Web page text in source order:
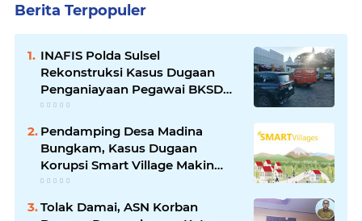
Berita Terpopuler
INAFIS Polda Sulsel
Rekonstruksi Kasus Dugaan
Penganiayaan Pegawai BKSDM
Soppeng
Pendamping Desa Madina
Bungkam, Kasus Dugaan
Korupsi Smart Village Makin
Jadi Sorotan
Tolak Damai, ASN Korban